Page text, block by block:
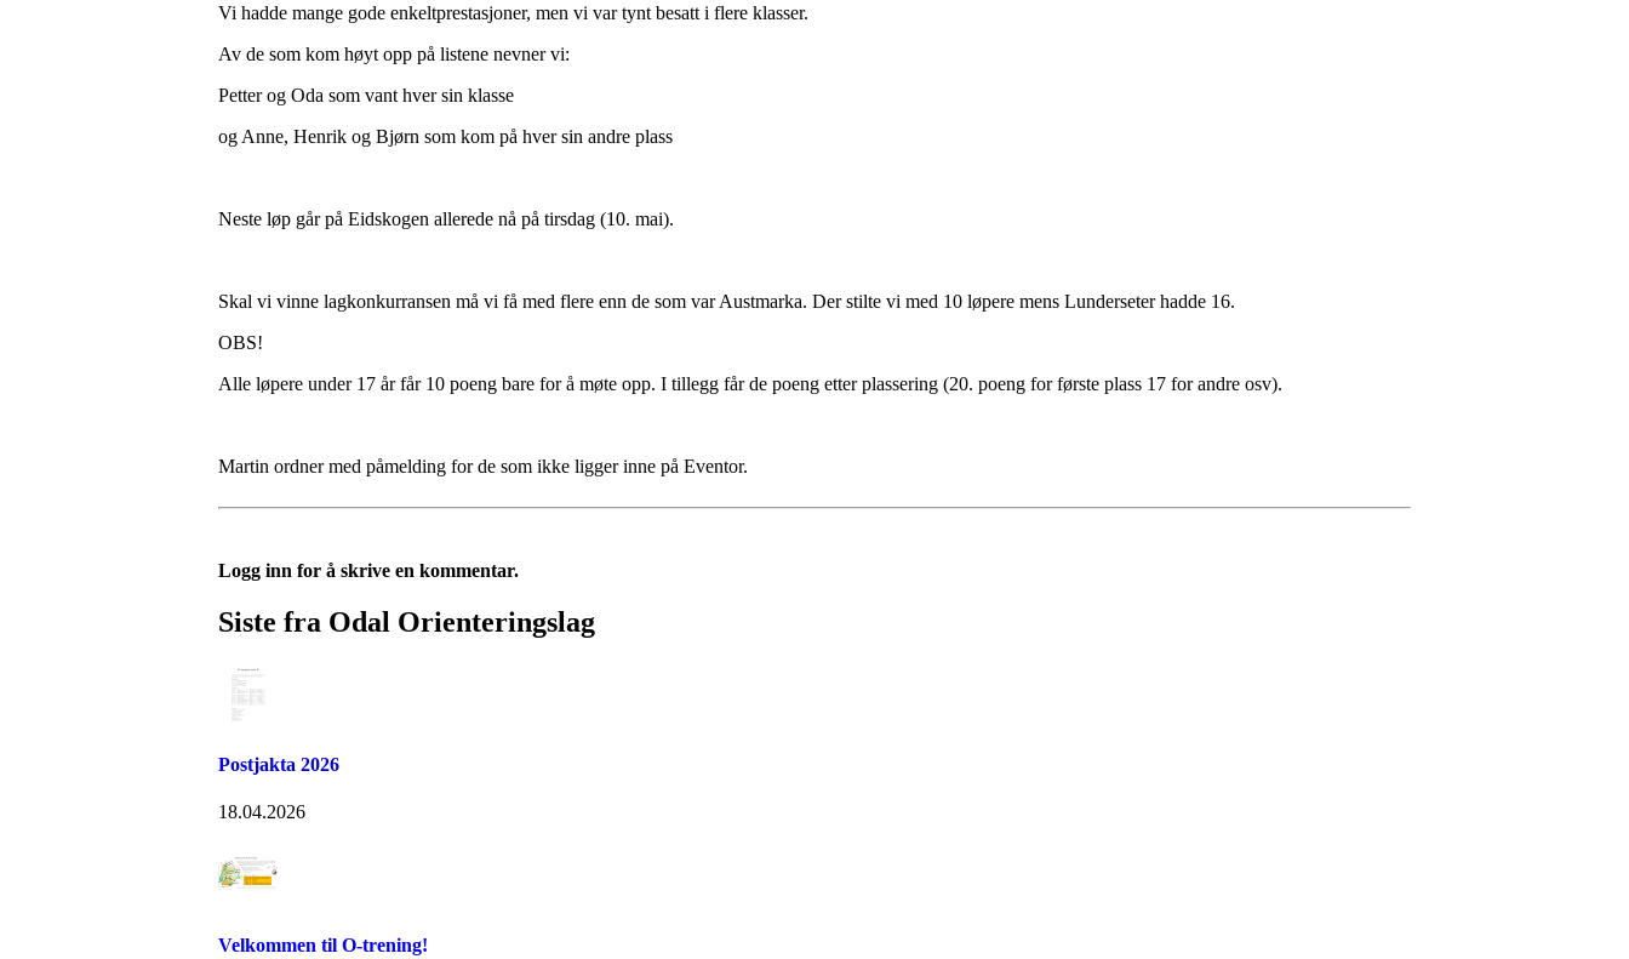
Vi hadde mange gode enkeltprestasjoner, men vi var tynt besatt i flere klasser.
Av de som kom høyt opp på listene nevner vi:
Petter og Oda som vant hver sin klasse
og Anne, Henrik og Bjørn som kom på hver sin andre plass
Neste løp går på Eidskogen allerede nå på tirsdag (10. mai).
Skal vi vinne lagkonkurransen må vi få med flere enn de som var Austmarka. Der stilte vi med 10 løpere mens Lunderseter hadde 16.
OBS!
Alle løpere under 17 år får 10 poeng bare for å møte opp. I tillegg får de poeng etter plassering (20. poeng for første plass 17 for andre osv).
Martin ordner med påmelding for de som ikke ligger inne på Eventor.
Logg inn for å skrive en kommentar.
Siste fra Odal Orienteringslag
Postjakta 2026
18.04.2026
Velkommen til O-trening!